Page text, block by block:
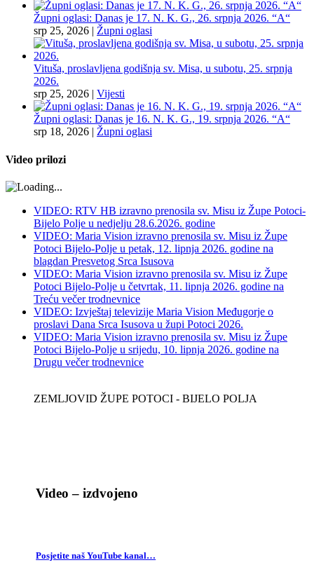
Župni oglasi: Danas je 17. N. K. G., 26. srpnja 2026. “A“
srp 25, 2026 | Župni oglasi
Vituša, proslavljena godišnja sv. Misa, u subotu, 25. srpnja
2026.
srp 25, 2026 | Vijesti
Župni oglasi: Danas je 16. N. K. G., 19. srpnja 2026. “A“
srp 18, 2026 | Župni oglasi
Video prilozi
VIDEO: RTV HB izravno prenosila sv. Misu iz Župe Potoci-
Bijelo Polje u nedjelju 28.6.2026. godine
VIDEO: Maria Vision izravno prenosila sv. Misu iz Župe
Potoci Bijelo-Polje u petak, 12. lipnja 2026. godine na
blagdan Presvetog Srca Isusova
VIDEO: Maria Vision izravno prenosila sv. Misu iz Župe
Potoci Bijelo-Polje u četvrtak, 11. lipnja 2026. godine na
Treću večer trodnevnice
VIDEO: Izvještaj televizije Maria Vision Međugorje o
proslavi Dana Srca Isusova u župi Potoci 2026.
VIDEO: Maria Vision izravno prenosila sv. Misu iz Župe
Potoci Bijelo-Polje u srijedu, 10. lipnja 2026. godine na
Drugu večer trodnevnice
ZEMLJOVID ŽUPE POTOCI - BIJELO POLJA
Video – izdvojeno
Posjetite naš YouTube kanal…